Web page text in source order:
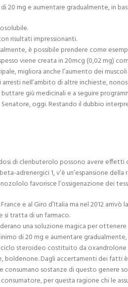
20 mg e aumentare gradualmente, in
risultati impressionanti.
è possibile prendere come
viene creata in 20mcg (0,02 mg)
migliora anche l’aumento dei
nell’ambito di altre inchieste,
giù medicinali e a seguire
oggi. Restando il dubbio
di clenbuterolo possono avere
adrenergici 1, v’è un’espansione
favorisce l’ossigenazione dei
e al Giro d’Italia ma nel 2012
si tratta di un farmaco.
una soluzione magica per
di 20 mg e aumentare
steroideo costituito da
Dagli accertamenti dei fatti
consumano sostanze di questo
per questa ragione chi le